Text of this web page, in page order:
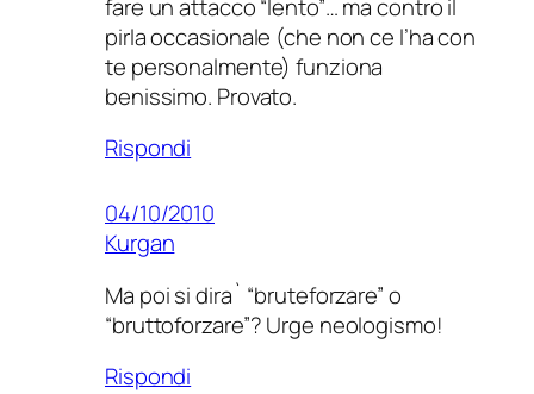
fare un attacco “lento”… ma contro il
pirla occasionale (che non ce l’ha con
te personalmente) funziona
benissimo. Provato.
Rispondi
04/10/2010
Kurgan
Ma poi si dira` “bruteforzare” o
“bruttoforzare”? Urge neologismo!
Rispondi